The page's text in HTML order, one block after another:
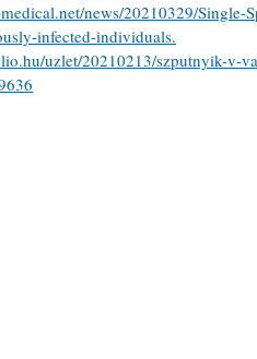
news/20210329/
infected-individuals.
uzlet/20210213/szputnyik-v-